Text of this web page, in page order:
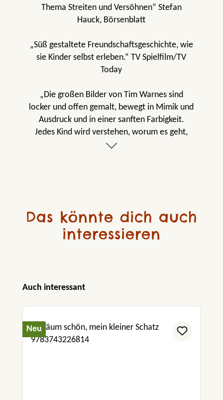
Thema Streiten und Versöhnen“ Stefan
Hauck, Börsenblatt
„Süß gestaltete Freundschaftsgeschichte, wie
sie Kinder selbst erleben.“ TV Spielfilm/TV
Today
„Die großen Bilder von Tim Warnes sind
locker und offen gemalt, bewegt in Mimik und
Ausdruck und in einer sanften Farbigkeit.
Jedes Kind wird verstehen, worum es geht,
und diese kleine Beispielgeschichte mögen.“
Das könnte dich auch
interessieren
Produktgalerie überspringen
Auch interessant
Neu